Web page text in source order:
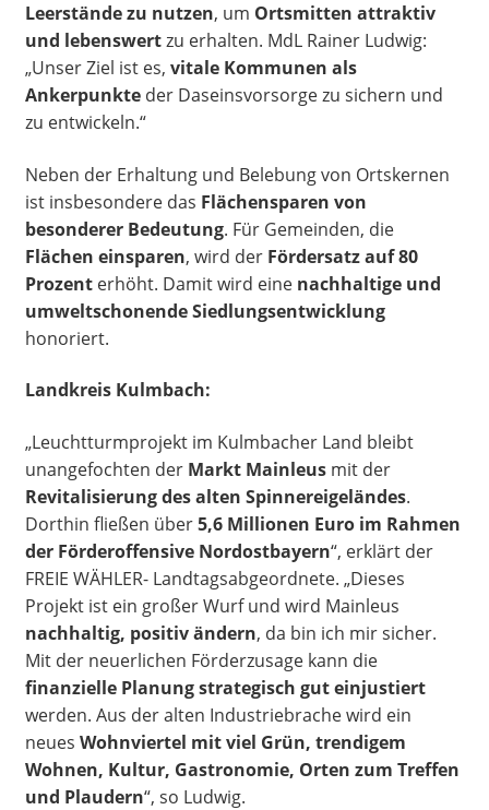
Leerstände zu nutzen, um Ortsmitten attraktiv
und lebenswertzu erhalten. MdL Rainer Ludwig:
„Unser Ziel ist es, vitale Kommunen als
Ankerpunkteder Daseinsvorsorge zu sichern und
zu entwickeln.“
Neben der Erhaltung und Belebung von Ortskernen
ist insbesondere das Flächensparen von
besonderer Bedeutung. Für Gemeinden, die
Flächen einsparen, wird der Fördersatz auf 80
Prozenterhöht. Damit wird eine nachhaltige und
umweltschonende Siedlungsentwicklung
honoriert.
Landkreis Kulmbach:
„Leuchtturmprojekt im Kulmbacher Land bleibt
unangefochten der Markt Mainleusmit der
Revitalisierung des alten Spinnereigeländes.
Dorthin fließen über5,6 Millionen Euro im Rahmen
der Förderoffensive Nordostbayern“, erklärt der
FREIE WÄHLER- Landtagsabgeordnete. „Dieses
Projekt ist ein großer Wurf und wird Mainleus
nachhaltig, positiv ändern, da bin ich mir sicher.
Mit der neuerlichen Förderzusage kann die
finanzielle Planung strategisch gut einjustiert
werden. Aus der alten Industriebrache wird ein
neues Wohnviertel mit viel Grün, trendigem
Wohnen, Kultur, Gastronomie, Orten zum Treffen
und Plaudern“, so Ludwig.